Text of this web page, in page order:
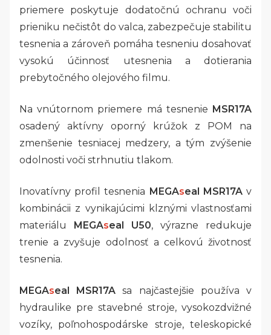
priemere poskytuje dodatočnú ochranu voči
prieniku nečistôt do valca, zabezpečuje stabilitu
tesnenia a zároveň pomáha tesneniu dosahovať
vysokú účinnosť utesnenia a dotierania
prebytočného olejového filmu.
Na vnútornom priemere má tesnenie MSR17A
osadený aktívny oporný krúžok z POM na
zmenšenie tesniacej medzery, a tým zvýšenie
odolnosti voči strhnutiu tlakom.
Inovatívny profil tesnenia MEGAseal MSR17Av
kombinácii z vynikajúcimi klznými vlastnosťami
materiálu
MEGAseal U50, výrazne redukuje
trenie a zvyšuje odolnosť a celkovú životnosť
tesnenia.
MEGAseal MSR17A sa najčastejšie používa v
hydraulike pre stavebné stroje, vysokozdvižné
vozíky, poľnohospodárske stroje, teleskopické